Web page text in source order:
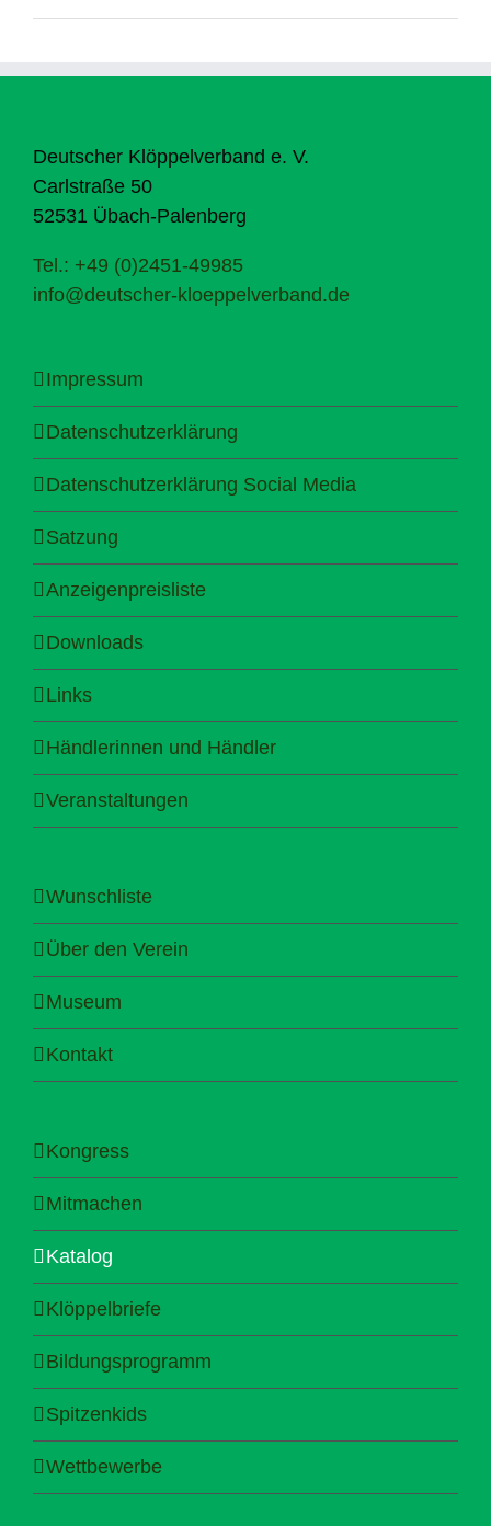
Deutscher Klöppelverband e. V.
Carlstraße 50
52531 Übach-Palenberg
Tel.: +49 (0)2451-49985
info@deutscher-kloeppelverband.de
Impressum
Datenschutzerklärung
Datenschutzerklärung Social Media
Satzung
Anzeigenpreisliste
Downloads
Links
Händlerinnen und Händler
Veranstaltungen
Wunschliste
Über den Verein
Museum
Kontakt
Kongress
Mitmachen
Katalog
Klöppelbriefe
Bildungsprogramm
Spitzenkids
Wettbewerbe